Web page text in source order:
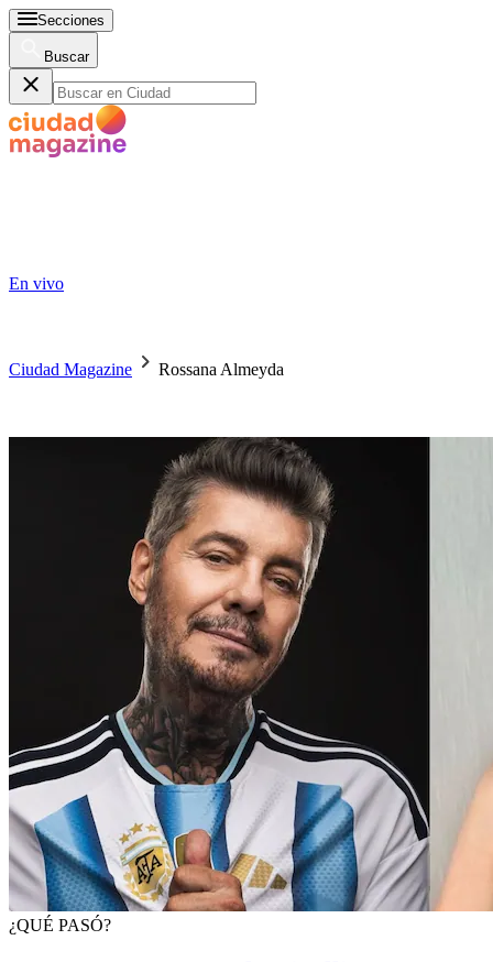
Secciones
Buscar
En vivo
Ciudad Magazine Rossana Almeyda
¿QUÉ PASÓ?